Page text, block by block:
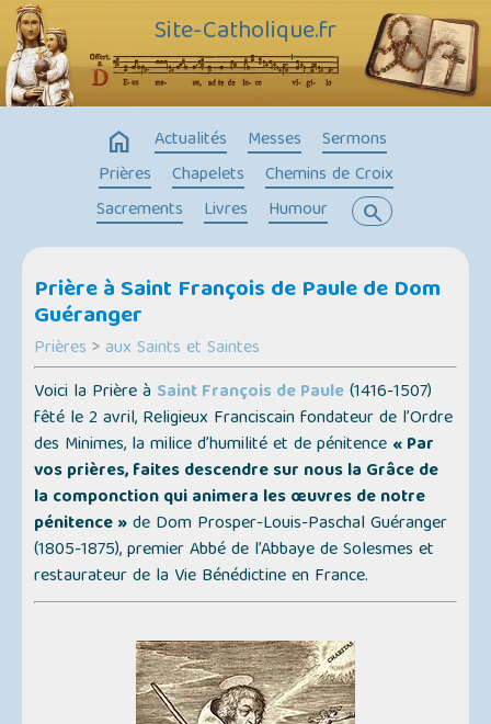
Site-Catholique.fr
home Actualités Messes
Sermons
Prières
Chapelets
Chemins de Croix
Sacrements
Livres Humour search
Prière à Saint François de Paule de Dom
Guéranger
Prières > aux Saints et Saintes
Voici la Prière à Saint François de Paule(1416-1507)
fêté le 2 avril, Religieux Franciscain fondateur de l’Ordre
des Minimes, la milice d’humilité et de pénitence « Par
vos prières, faites descendre sur nous la Grâce de
la componction qui animera les œuvres de notre
pénitence »de Dom Prosper-Louis-Paschal Guéranger
(1805-1875), premier Abbé de l’Abbaye de Solesmes et
restaurateur de la Vie Bénédictine en France.